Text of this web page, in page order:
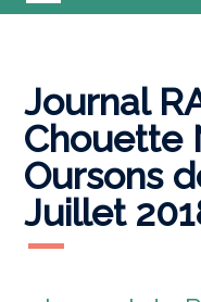
Journal
Chouette
Oursons
Juillet